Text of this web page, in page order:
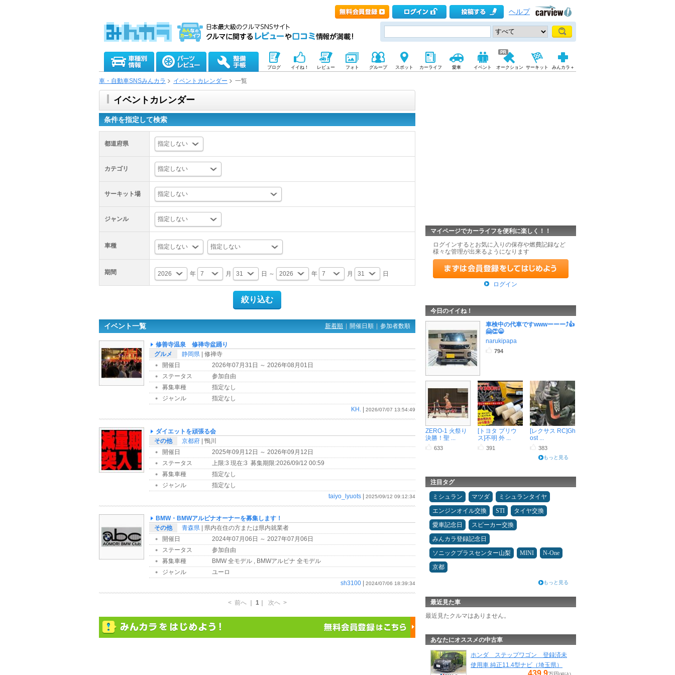
ヘルプ
ブログ イイね！ レビュー フォト グループ スポット カーライフ 愛車 イベント オークション サーキット みんカラ＋
車・自動車SNSみんカラ イベントカレンダー 一覧
イベントカレンダー
条件を指定して検索
都道府県
カテゴリ
サーキット場
ジャンル
車種
期間 年 月 日 ～ 年 月 日
イベント一覧 新着順 開催日順 参加者数順
修善寺温泉 修禅寺盆踊り
グルメ
静岡県 | 修禅寺
開催日
2026年07月31日 ～ 2026年08月01日
ステータス
参加自由
募集車種
指定なし
ジャンル
指定なし
KH.
2026/07/07 13:54:49
ダイエットを頑張る会
その他
京都府 | 鴨川
開催日
2025年09月12日 ～ 2026年09月12日
ステータス
上限:3 現在:3 募集期限:2026/09/12 00:59
募集車種
指定なし
ジャンル
指定なし
taiyo_lyuots
2025/09/12 09:12:34
BMW・BMWアルピナオーナーを募集します！
その他
青森県 | 県内在住の方または県内就業者
開催日
2024年07月06日 ～ 2027年07月06日
ステータス
参加自由
募集車種
BMW 全モデル , BMWアルピナ 全モデル
ジャンル
ユーロ
sh3100
2024/07/06 18:39:34
< 前へ 1｜ 次へ >
マイページでカーライフを便利に楽しく！！
ログインするとお気に入りの保存や燃費記録など
様々な管理が出来るようになります
ログイン
今日のイイね！
車検中の代車ですwwwーーー⤴️👍
🤗👏😀
narukipapa
794
ZERO-1 火祭り
決勝！聖 ...
633
[トヨタ プリウ
ス]不明 外 ...
391
[レクサス RC]Gh
ost ...
383
もっと見る
注目タグ
ミシュラン マツダ
ミシュランタイヤ
エンジンオイル交換
STI
タイヤ交換
愛車記念日
スピーカー交換
みんカラ登録記念日
ソニックプラスセンター山梨
MINI
N-One
京都
もっと見る
最近見た車
最近見たクルマはありません。
あなたにオススメの中古車
ホンダ ステップワゴン 登録済未
使用車 純正11.4型ナビ（埼玉県）
439.9